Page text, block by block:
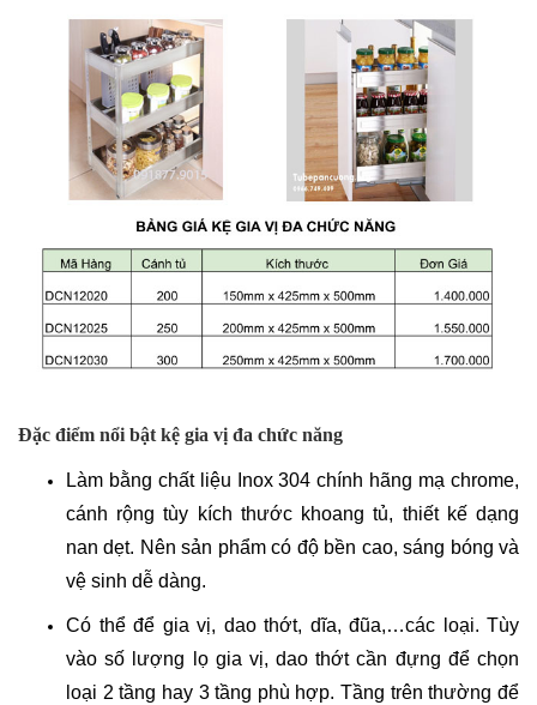
Đặc điểm nổi bật kệ gia vị đa chức năng
Làm bằng chất liệu Inox 304 chính hãng mạ chrome,
cánh rộng tùy kích thước khoang tủ, thiết kế dạng
nan dẹt. Nên sản phẩm có độ bền cao, sáng bóng và
vệ sinh dễ dàng.
Có thể để gia vị, dao thớt, dĩa, đũa,…các loại. Tùy
vào số lượng lọ gia vị, dao thớt cần đựng để chọn
loại 2 tầng hay 3 tầng phù hợp. Tầng trên thường để